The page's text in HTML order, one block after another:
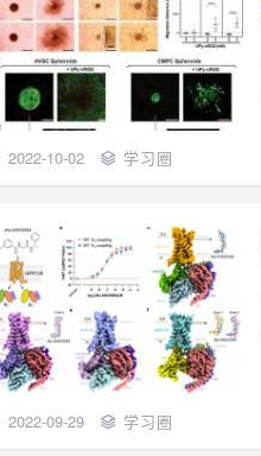
2022-10-02 学习圈
2022-09-29 学习圈